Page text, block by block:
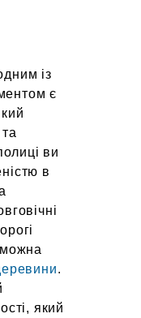
із
є
ви
в
.
який